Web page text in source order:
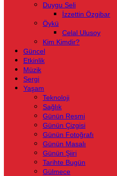
Duygu Seli
İzzettin Özgibar
Öykü
Celal Ulusoy
Kim Kimdir?
Güncel
Etkinlik
Müzik
Sergi
Yaşam
Teknoloji
Sağlık
Günün Resmi
Günün Çizgisi
Günün Fotoğrafı
Günün Masalı
Günün Şiiri
Tarihte Bugün
Gülmece